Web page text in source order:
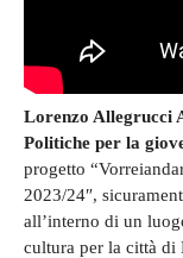
Lorenzo Allegrucci
Politiche per la
progetto
2023/24″,
all’interno di un
cultura per la città di